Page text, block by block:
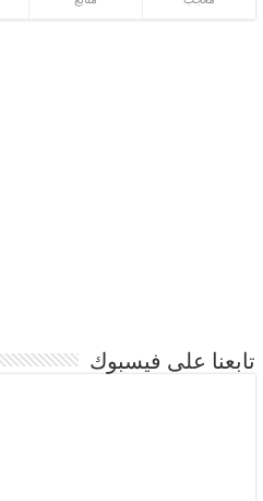
تابعنا على فيسبوك